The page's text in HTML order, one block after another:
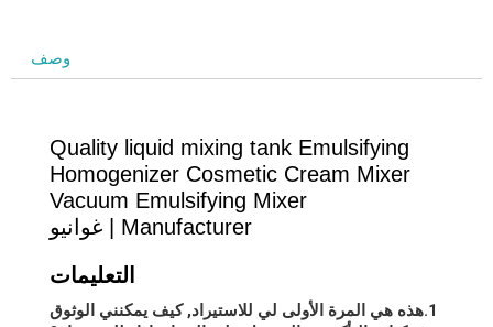
وصف
Quality liquid mixing tank Emulsifying
Homogenizer Cosmetic Cream Mixer
Vacuum Emulsifying Mixer
Manufacturer| غوانيو
التعليمات
1.هذه هي المرة الأولى لي للاستيراد, كيف يمكنني الوثوق